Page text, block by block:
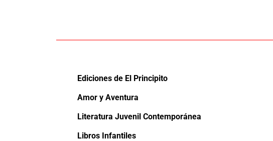
Ediciones de El Principito
Amor y Aventura
Literatura Juvenil Contemporánea
Libros Infantiles